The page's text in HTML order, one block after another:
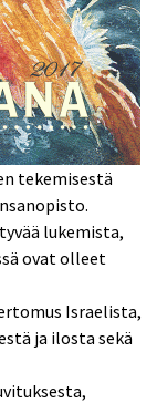
tekemisestä
lukemista,
ovat olleet
Israelista,
ja ilosta sekä